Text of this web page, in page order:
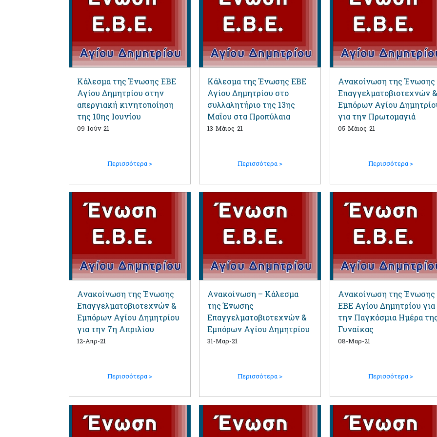
Κάλεσμα της Ένωσης ΕΒΕ
Αγίου Δημητρίου στην
απεργιακή κινητοποίηση
της 10ης Ιουνίου
09-Ιούν-21
Περισσότερα >
Κάλεσμα της Ένωσης ΕΒΕ
Αγίου Δημητρίου στο
συλλαλητήριο της 13ης
Μαΐου στα Προπύλαια
13-Μάιος-21
Περισσότερα >
Ανακοίνωση της Ένωσης
Επαγγελματοβιοτεχνών &
Εμπόρων Αγίου
για την Πρωτομαγιά
05-Μάιος-21
Περισσότερα >
Ανακοίνωση της Ένωσης
Επαγγελματοβιοτεχνών &
Εμπόρων Αγίου Δημητρίου
για την 7η Απριλίου
12-Απρ-21
Περισσότερα >
Ανακοίνωση – Κάλεσμα
της Ένωσης
Επαγγελματοβιοτεχνών &
Εμπόρων Αγίου Δημητρίου
31-Μαρ-21
Περισσότερα >
Ανακοίνωση της Ένωσης
ΕΒΕ Αγίου Δημητρίου για
την Παγκόσμια Ημέρα
Γυναίκας
08-Μαρ-21
Περισσότερα >